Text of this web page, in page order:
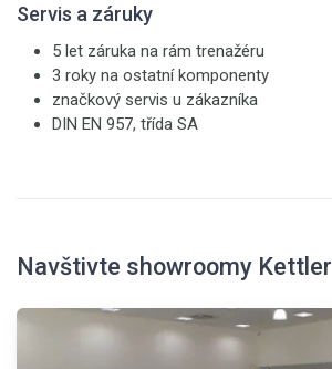
Servis a záruky
5 let záruka na rám trenažéru
3 roky na ostatní komponenty
značkový servis u zákazníka
DIN EN 957, třída SA
Navštivte showroomy Kettler